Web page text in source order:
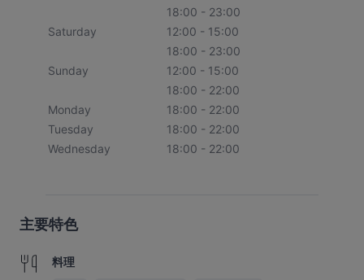
18:00 - 23:00
Saturday
12:00 - 15:00
18:00 - 23:00
Sunday
12:00 - 15:00
18:00 - 22:00
Monday
18:00 - 22:00
Tuesday
18:00 - 22:00
Wednesday
18:00 - 22:00
主要特色
料理